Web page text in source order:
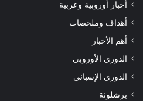
أخبار أوروبية وعربية
أهداف وملخصات
أهم الأخبار
الدوري الأوروبي
الدوري الإسباني
برشلونة